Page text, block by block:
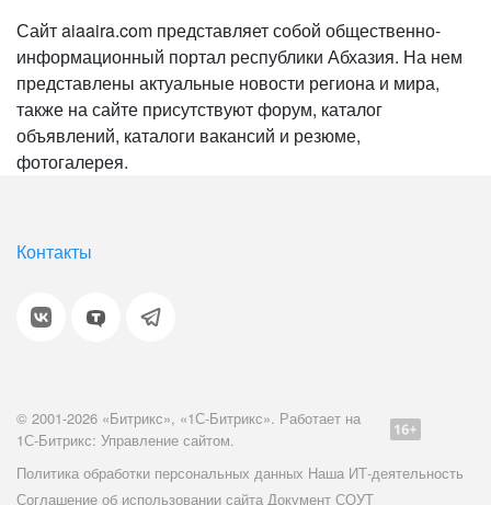
Сайт aiaaira.com представляет собой общественно-
информационный портал республики Абхазия. На нем
представлены актуальные новости региона и мира,
также на сайте присутствуют форум, каталог
объявлений, каталоги вакансий и резюме,
фотогалерея.
Контакты
© 2001-2026 «Битрикс», «1С-Битрикс». Работает на
1С-Битрикс: Управление сайтом.
Политика обработки персональных данных Наша ИТ-деятельность
Соглашение об использовании сайта Документ СОУТ